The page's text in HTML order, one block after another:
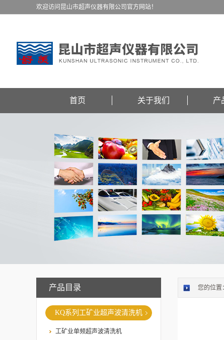
欢迎访问昆山市超声仪器有限公司官方网站！
首页 关于我们 产
产品目录
KQ系列工矿业超声波清洗机
工矿业单频超声波清洗机
您的位置